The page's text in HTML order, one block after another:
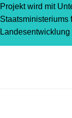
Projekt wird mit
Staatsministeriums